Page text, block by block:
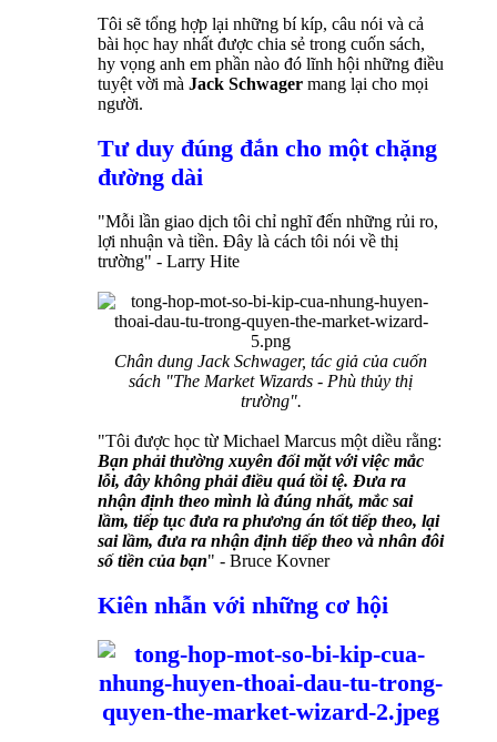
Tôi sẽ tổng hợp lại những bí kíp, câu nói và cả
bài học hay nhất được chia sẻ trong cuốn sách,
hy vọng anh em phần nào đó lĩnh hội những điều
tuyệt vời mà Jack Schwager mang lại cho mọi
người.
Tư duy đúng đắn cho một chặng
đường dài
"Mỗi lần giao dịch tôi chỉ nghĩ đến những rủi ro,
lợi nhuận và tiền. Đây là cách tôi nói về thị
trường" - Larry Hite
Chân dung Jack Schwager, tác giả của cuốn
sách "The Market Wizards - Phù thủy thị
trường".
"Tôi được học từ Michael Marcus một diều rằng:
Bạn phải thường xuyên đối mặt với việc mắc
lỗi, đây không phải điều quá tồi tệ. Đưa ra
nhận định theo mình là đúng nhất, mắc sai
lầm, tiếp tục đưa ra phương án tốt tiếp theo, lại
sai lầm, đưa ra nhận định tiếp theo và nhân đôi
số tiền của bạn" - Bruce Kovner
Kiên nhẫn với những cơ hội